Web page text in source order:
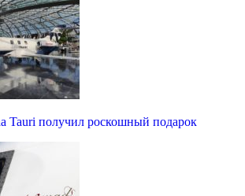
Tauri получил роскошный подарок